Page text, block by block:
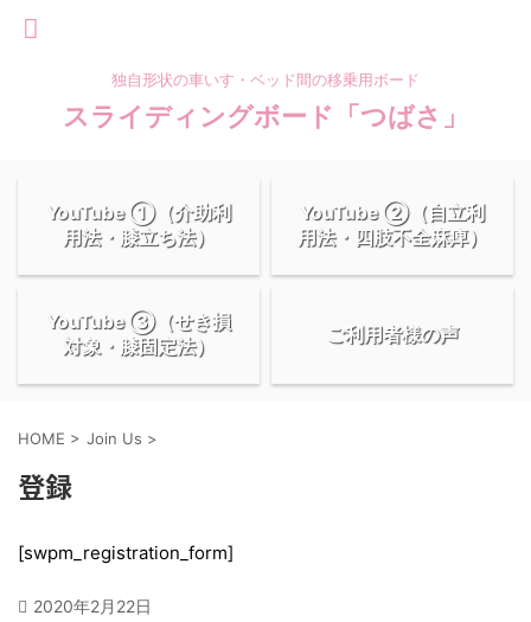
独自形状の車いす・ベッド間の移乗用ボード
スライディングボード「つばさ」
YouTube ①（介助利
用法・膝立ち法）
YouTube ②（自立利
用法・四肢不全麻痺）
YouTube ③（せき損
対象・膝固定法）
ご利用者様の声
HOME > Join Us >
登録
[swpm_registration_form]
2020年2月22日